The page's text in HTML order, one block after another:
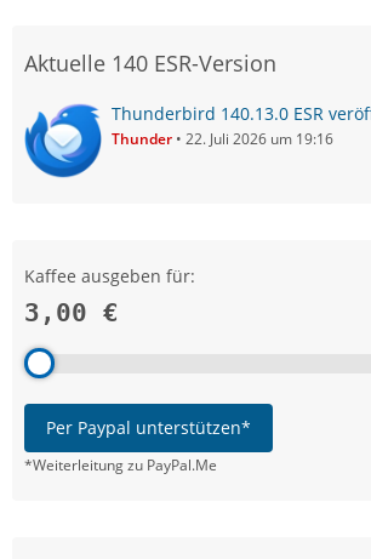
Aktuelle 140 ESR-Version
Thunderbird 140.13.0 ESR
Thunder 22. Juli 2026 um 19:16
Kaffee ausgeben für:
3,00 €
Per Paypal unterstützen*
*Weiterleitung zu PayPal.Me